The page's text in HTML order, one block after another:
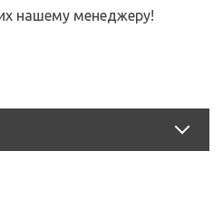
нашему менеджеру!